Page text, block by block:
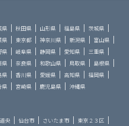
県 秋田県 山形県 福島県
茨城県
県 東京都 神奈川県 新潟県
富山県
県 岐阜県 静岡県 愛知県
三重県
県 奈良県 和歌山県 鳥取県
島根県
県 香川県 愛媛県 高知県
福岡県
県 宮崎県 鹿児島県 沖縄県
道央 仙台市 さいたま市 東京２３区